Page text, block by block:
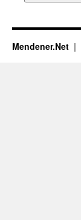
Mendener.Net